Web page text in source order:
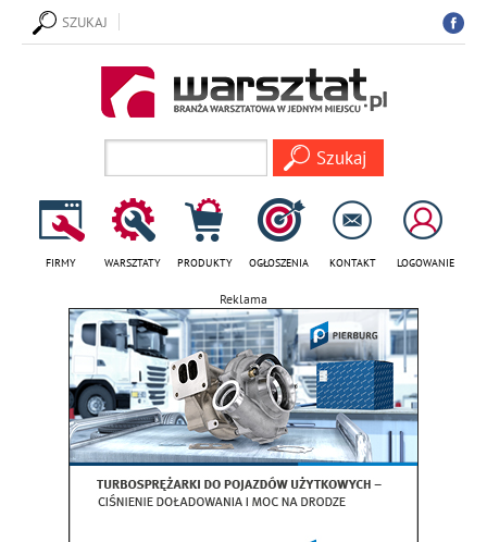
SZUKAJ
FIRMY WARSZTATY PRODUKTY OGŁOSZENIA KONTAKT LOGOWANIE
Reklama